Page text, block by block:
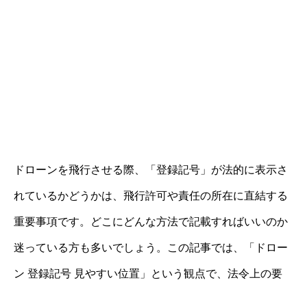
ドローンを飛行させる際、「登録記号」が法的に表示さ
れているかどうかは、飛行許可や責任の所在に直結する
重要事項です。どこにどんな方法で記載すればいいのか
迷っている方も多いでしょう。この記事では、「ドロー
ン 登録記号 見やすい位置」という観点で、法令上の要